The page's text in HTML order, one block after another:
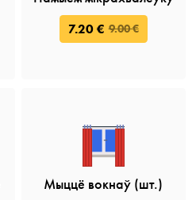
7.20 € 9.00 €
Мыццё вокнаў (шт.)